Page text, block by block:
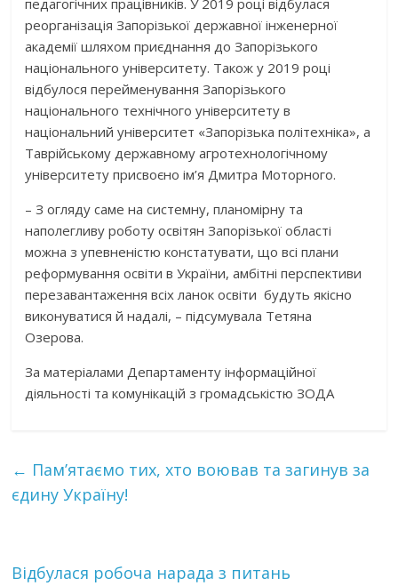
педагогічних працівників. У 2019 році відбулася
реорганізація Запорізької державної інженерної
академії шляхом приєднання до Запорізького
національного університету. Також у 2019 році
відбулося перейменування Запорізького
національного технічного університету в
національний університет «Запорізька політехніка», а
Таврійському державному агротехнологічному
університету присвоєно ім’я Дмитра Моторного.
– З огляду саме на системну, планомірну та
наполегливу роботу освітян Запорізької області
можна з упевненістю констатувати, що всі плани
реформування освіти в України, амбітні перспективи
перезавантаження всіх ланок освіти будуть якісно
виконуватися й надалі, – підсумувала Тетяна
Озерова.
За матеріалами Департаменту інформаційної
діяльності та комунікацій з громадськістю ЗОДА
← Пам’ятаємо тих, хто воював та загинув за
єдину Україну!
Відбулася робоча нарада з питань